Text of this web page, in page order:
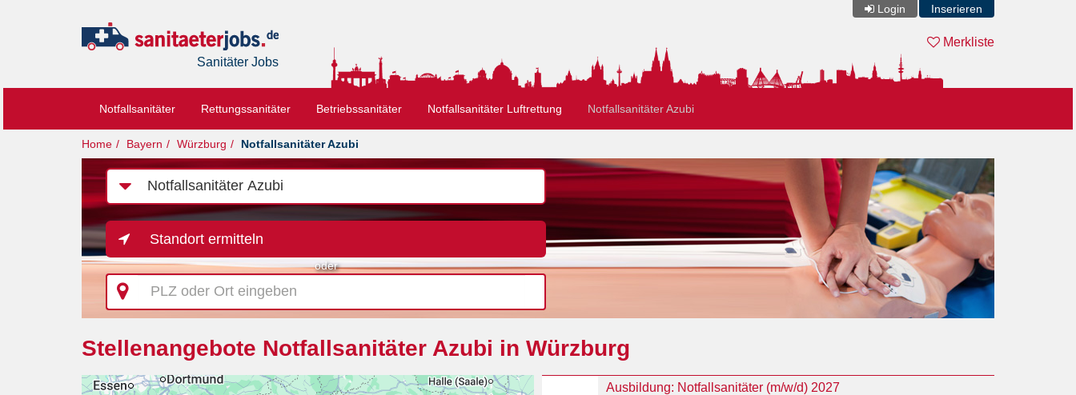
Login Inserieren
Sanitäter Jobs
Merkliste
Notfallsanitäter Rettungssanitäter Betriebssanitäter Notfallsanitäter Luftrettung Notfallsanitäter Azubi
Home Bayern Würzburg Notfallsanitäter Azubi
Job-
Kategorie
Standort ermitteln
oder
PLZ
oder
Ort
Stellenangebote Notfallsanitäter Azubi in Würzburg
Ausbildung: Notfallsanitäter (m/w/d) 2027